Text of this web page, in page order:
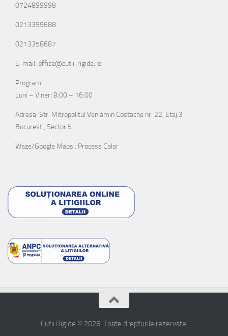
0724899998
0213359688
0213358687
E-mail: office@cutii-rigide.ro
Program:
Luni – Vineri 8:00 – 16:00
Adresa: Str. Mitropolitul Veniamin Costache nr. 22, Etaj 3
Bucuresti, Sector 5
Waze/Google Maps : Process Color
Cutii Rigide © 2026. Toate drepturile rezervate.